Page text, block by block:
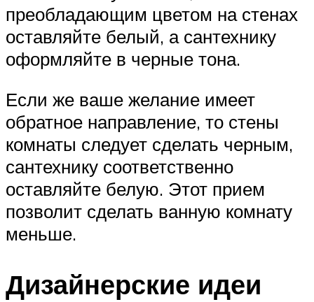
преобладающим цветом на стенах
оставляйте белый, а сантехнику
оформляйте в черные тона.
Если же ваше желание имеет
обратное направление, то стены
комнаты следует сделать черным,
сантехнику соответственно
оставляйте белую. Этот прием
позволит сделать ванную комнату
меньше.
Дизайнерские идеи